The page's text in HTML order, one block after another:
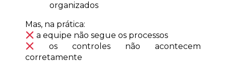
organizados
Mas, na prática:
a equipe não segue os processos
os controles não acontecem
corretamente